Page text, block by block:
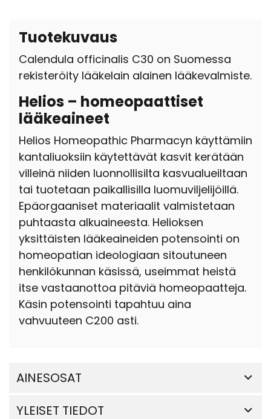
Tuotekuvaus
Calendula officinalis C30 on Suomessa
rekisteröity lääkelain alainen lääkevalmiste.
Helios – homeopaattiset
lääkeaineet
Helios Homeopathic Pharmacyn käyttämiin
kantaliuoksiin käytettävät kasvit kerätään
villeinä niiden luonnollisilta kasvualueiltaan
tai tuotetaan paikallisilla luomuviljelijöillä.
Epäorgaaniset materiaalit valmistetaan
puhtaasta alkuaineesta. Helioksen
yksittäisten lääkeaineiden potensointi on
homeopatian ideologiaan sitoutuneen
henkilökunnan käsissä, useimmat heistä
itse vastaanottoa pitäviä homeopaatteja.
Käsin potensointi tapahtuu aina
vahvuuteen C200 asti.
AINESOSAT
YLEISET TIEDOT